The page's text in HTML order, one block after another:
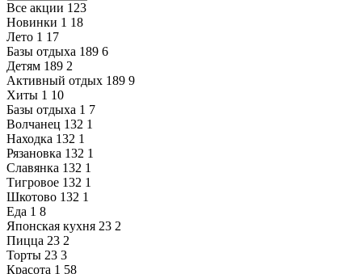
Все акции 123
Новинки 1 18
Лето 1 17
Базы отдыха 189 6
Детям 189 2
Активный отдых 189 9
Хиты 1 10
Базы отдыха 1 7
Волчанец 132 1
Находка 132 1
Рязановка 132 1
Славянка 132 1
Тигровое 132 1
Шкотово 132 1
Еда 1 8
Японская кухня 23 2
Пицца 23 2
Торты 23 3
Красота 1 58